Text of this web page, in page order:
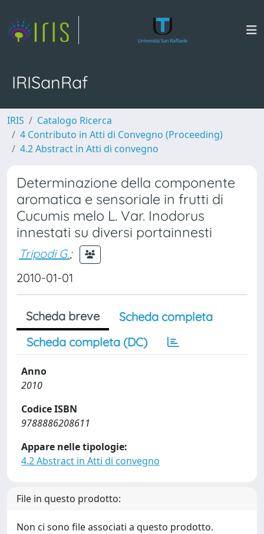
IRISanRaf
IRIS
Catalogo Ricerca
4 Contributo in Atti di Convegno (Proceeding)
4.2 Abstract in Atti di convegno
Determinazione della componente
aromatica e sensoriale in frutti di
Cucumis melo L. Var. Inodorus
innestati su diversi portainnesti
Tripodi G.;
2010-01-01
Scheda breve
Scheda completa
Scheda completa (DC)
Anno
2010
Codice ISBN
9788886208611
Appare nelle tipologie:
4.2 Abstract in Atti di convegno
File in questo prodotto:
Non ci sono file associati a questo prodotto.